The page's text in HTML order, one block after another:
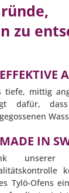
zu
tiefe, mittig
dafür,
IN
unserer
Tylö-Ofens